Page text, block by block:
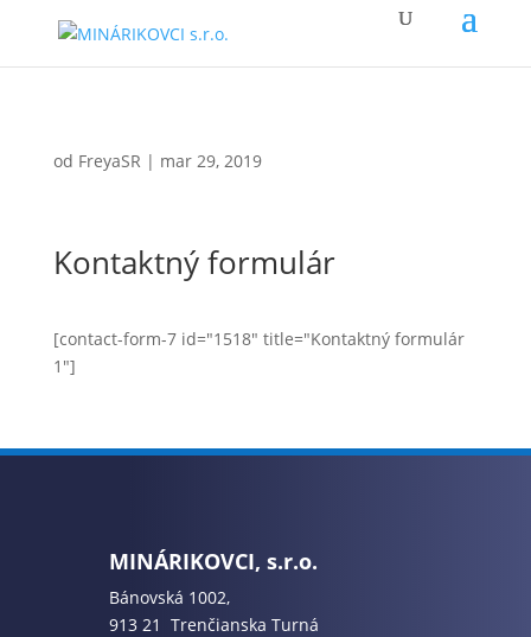
od FreyaSR | mar 29, 2019
Kontaktný formulár
[contact-form-7 id="1518" title="Kontaktný formulár
1"]
MINÁRIKOVCI, s.r.o.
Bánovská 1002,
913 21 Trenčianska Turná